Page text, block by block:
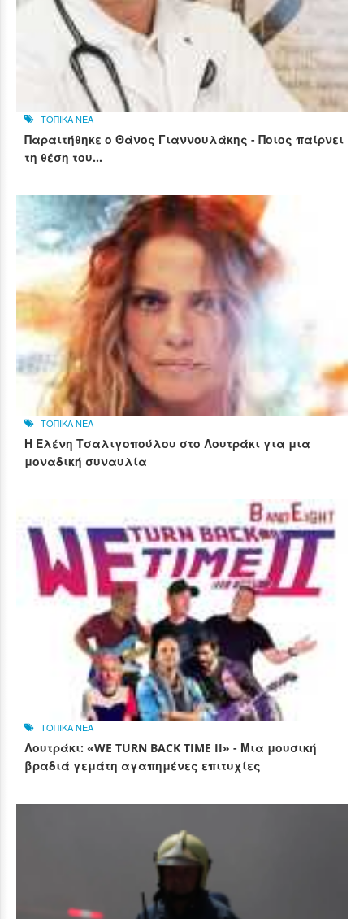
ΤΟΠΙΚΑ ΝΕΑ
Παραιτήθηκε ο Θάνος Γιαννουλάκης - Ποιος παίρνει
τη θέση του...
ΤΟΠΙΚΑ ΝΕΑ
Η Ελένη Τσαλιγοπούλου στο Λουτράκι για μια
μοναδική συναυλία
ΤΟΠΙΚΑ ΝΕΑ
Λουτράκι: «WE TURN BACK TIME II» - Μια μουσική
βραδιά γεμάτη αγαπημένες επιτυχίες